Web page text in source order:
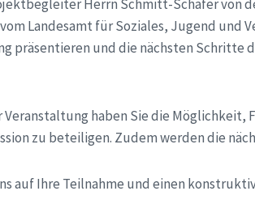
Herrn Schmitt-Schäfer von
Landesamt für Soziales, Jugend und
präsentieren und die nächsten Schritte
Veranstaltung haben Sie die
zu beteiligen. Zudem werden die
auf Ihre Teilnahme und einen